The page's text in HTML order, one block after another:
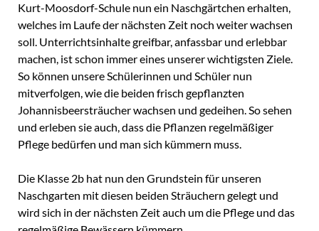
Kurt-Moosdorf-Schule nun ein Naschgärtchen erhalten,
welches im Laufe der nächsten Zeit noch weiter wachsen
soll. Unterrichtsinhalte greifbar, anfassbar und erlebbar
machen, ist schon immer eines unserer wichtigsten Ziele.
So können unsere Schülerinnen und Schüler nun
mitverfolgen, wie die beiden frisch gepflanzten
Johannisbeersträucher wachsen und gedeihen. So sehen
und erleben sie auch, dass die Pflanzen regelmäßiger
Pflege bedürfen und man sich kümmern muss.
Die Klasse 2b hat nun den Grundstein für unseren
Naschgarten mit diesen beiden Sträuchern gelegt und
wird sich in der nächsten Zeit auch um die Pflege und das